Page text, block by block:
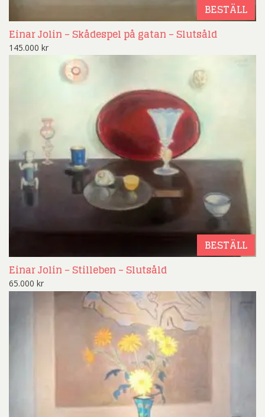
BESTÄLL
Einar Jolin – Skådespel på gatan – Slutsåld
145.000 kr
BESTÄLL
Einar Jolin – Stilleben – Slutsåld
65.000 kr